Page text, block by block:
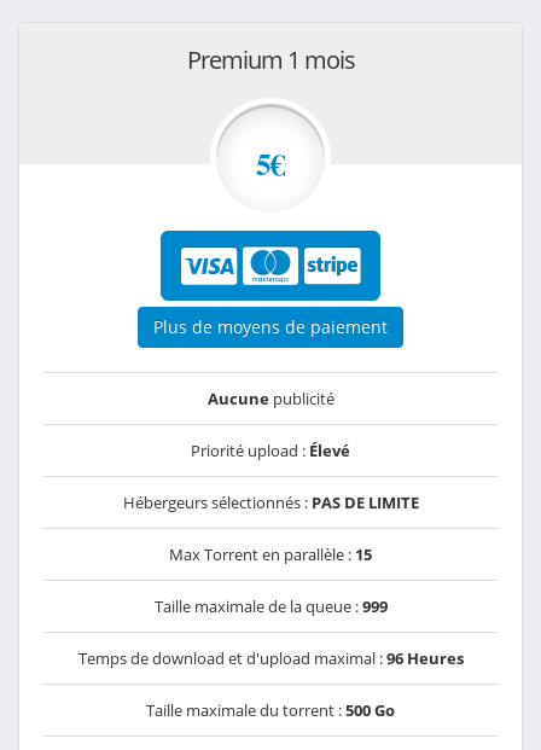
Premium 1 mois
5€
Plus de moyens de paiement
Aucunepublicité
Priorité upload : Élevé
Hébergeurs sélectionnés : PAS DE LIMITE
Max Torrent en parallèle : 15
Taille maximale de la queue :999
Temps de download et d'upload maximal :96 Heures
Taille maximale du torrent :500 Go